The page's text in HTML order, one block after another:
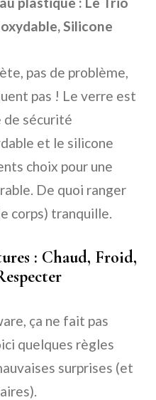
Silicone
pas de problème,
pas ! Le verre est
de sécurité
et le silicone
choix pour une
De quoi ranger
corps) tranquille.
: Chaud, Froid,
ça ne fait pas
quelques règles
surprises (et